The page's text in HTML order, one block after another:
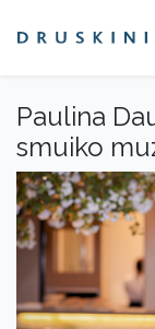
Paulina
smuiko